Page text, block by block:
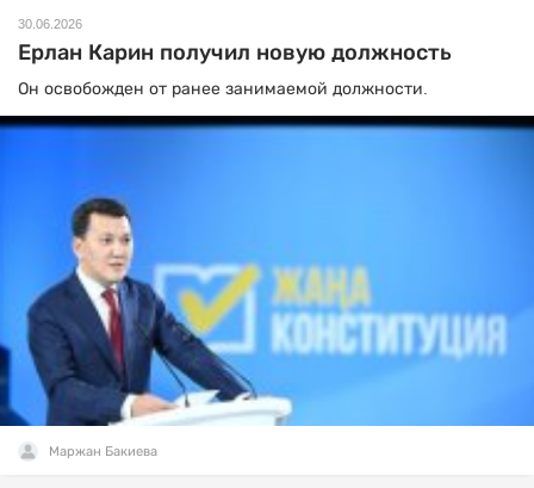
30.06.2026
Ерлан Карин получил новую должность
Он освобожден от ранее занимаемой должности.
Маржан Бакиева